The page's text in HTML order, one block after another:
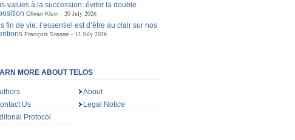
values à la succession: éviter la double
Olivier Klein
20 July 2026
fin de vie: l’essentiel est d’être au clair sur nos
François Stasse 13 July 2026
MORE ABOUT TELOS
About
Us
Legal Notice
Protocol